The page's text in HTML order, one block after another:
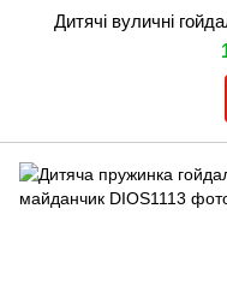
Дитячі вуличні